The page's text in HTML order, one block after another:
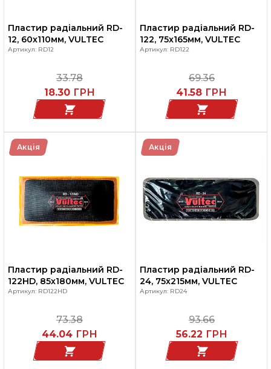
Пластир радіальний RD-
12, 60х110мм, VULTEC
Артикул: RD12
33.78
18.30 ГРН
Пластир радіальний RD-
122, 75х165мм, VULTEC
Артикул: RD122
69.36
41.58 ГРН
Акція
Пластир радіальний RD-
122HD, 85х180мм, VULTEC
Артикул: RD122HD
73.38
44.04 ГРН
Акція
Пластир радіальний RD-
24, 75х215мм, VULTEC
Артикул: RD24
93.66
56.22 ГРН